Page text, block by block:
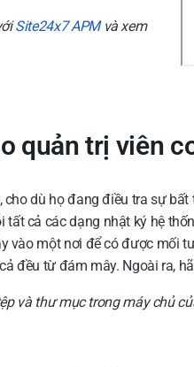
Site24x7 APMvà xem
quản trị viên
dù họ đang điều tra sự
cả các dạng nhật ký hệ
vào một nơi để có được mối
đều từ đám mây. Ngoài ra,
và thư mục trong máy chủ